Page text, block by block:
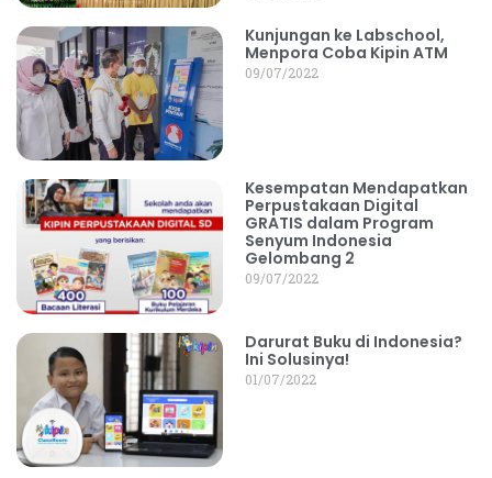
Kunjungan ke Labschool,
Menpora Coba Kipin ATM
09/07/2022
Kesempatan Mendapatkan
Perpustakaan Digital
GRATIS dalam Program
Senyum Indonesia
Gelombang 2
09/07/2022
Darurat Buku di Indonesia?
Ini Solusinya!
01/07/2022